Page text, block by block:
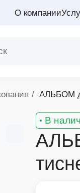
О компании
АЛЬБОМ
В